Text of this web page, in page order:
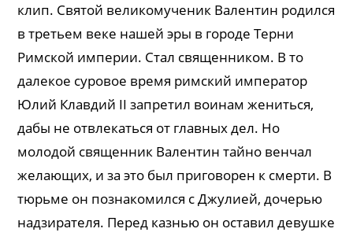
клип. Святой великомученик Валентин родился
в третьем веке нашей эры в городе Терни
Римской империи. Стал священником. В то
далекое суровое время римский император
Юлий Клавдий II запретил воинам жениться,
дабы не отвлекаться от главных дел. Но
молодой священник Валентин тайно венчал
желающих, и за это был приговорен к смерти. В
тюрьме он познакомился с Джулией, дочерью
надзирателя. Перед казнью он оставил девушке